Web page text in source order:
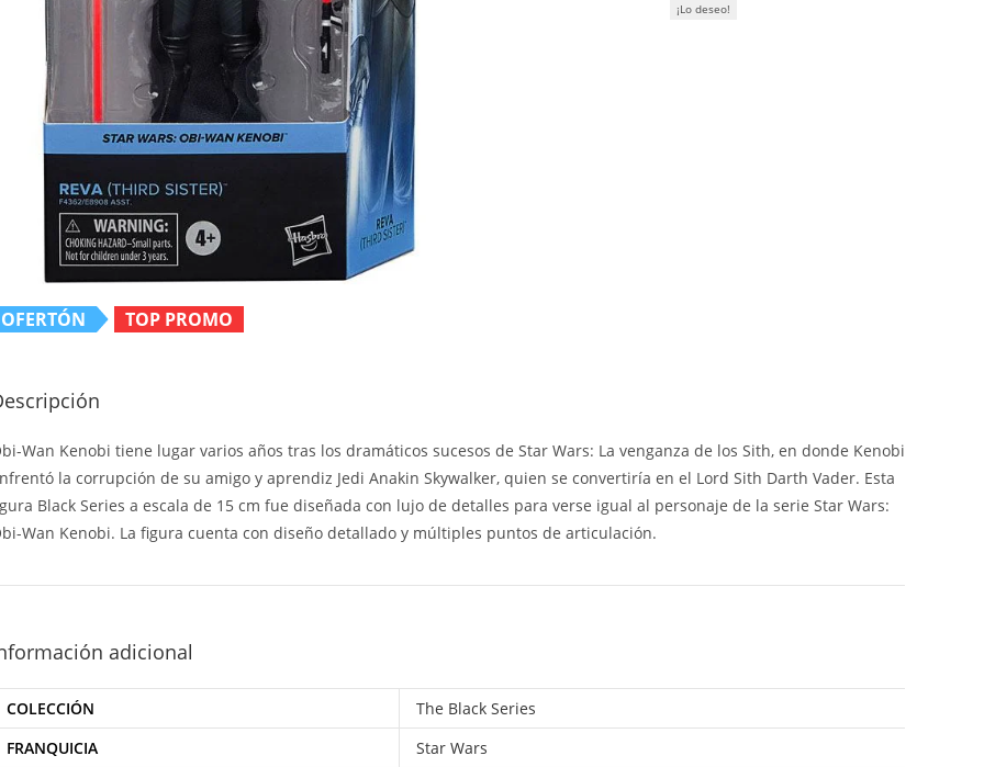
OFERTÓN TOP PROMO
¡Lo deseo!
Wan Kenobi tiene lugar varios años tras los dramáticos sucesos de Star Wars: La venganza de los Sith, en donde Kenobi
la corrupción de su amigo y aprendiz Jedi Anakin Skywalker, quien se convertiría en el Lord Sith Darth Vader. Esta
Black Series a escala de 15 cm fue diseñada con lujo de detalles para verse igual al personaje de la serie Star Wars:
Wan Kenobi. La figura cuenta con diseño detallado y múltiples puntos de articulación.
adicional
COLECCIÓN
The Black Series
FRANQUICIA
Star Wars